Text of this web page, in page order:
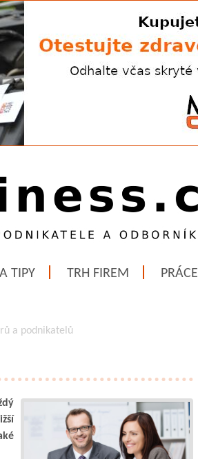
TIPY TRH FIREM PRÁCE
a podnikatelů